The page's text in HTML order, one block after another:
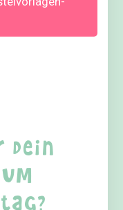
dein